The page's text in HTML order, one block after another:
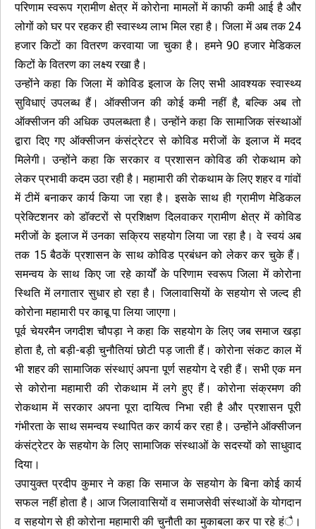
परिणाम स्वरूप ग्रामीण क्षेत्र में कोरोना मामलों में काफी कमी आई है और
लोगों को घर पर रहकर ही स्वास्थ्य लाभ मिल रहा है। जिला में अब तक 24
हजार किटों का वितरण करवाया जा चुका है। हमने 90 हजार मेडिकल
किटों के वितरण का लक्ष्य रखा है।
उन्होंने कहा कि जिला में कोविड इलाज के लिए सभी आवश्यक स्वास्थ्य
सुविधाएं उपलब्ध हैं। ऑक्सीजन की कोई कमी नहीं है, बल्कि अब तो
ऑक्सीजन की अधिक उपलब्धता है। उन्होंने कहा कि सामाजिक संस्थाओं
द्वारा दिए गए ऑक्सीजन कंसंट्रेटर से कोविड मरीजों के इलाज में मदद
मिलेगी। उन्होंने कहा कि सरकार व प्रशासन कोविड की रोकथाम को
लेकर प्रभावी कदम उठा रही है। महामारी की रोकथाम के लिए शहर व गांवों
में टीमें बनाकर कार्य किया जा रहा है। इसके साथ ही ग्रामीण मेडिकल
प्रेक्टिशनर को डॉक्टरों से प्रशिक्षण दिलवाकर ग्रामीण क्षेत्र में कोविड
मरीजों के इलाज में उनका सक्रिय सहयोग लिया जा रहा है। वे स्वयं अब
तक 15 बैठकें प्रशासन के साथ कोविड प्रबंधन को लेकर कर चुके हैं।
समन्वय के साथ किए जा रहे कार्यों के परिणाम स्वरूप जिला में कोरोना
स्थिति में लगातार सुधार हो रहा है। जिलावासियों के सहयोग से जल्द ही
कोरोना महामारी पर काबू पा लिया जाएगा।
पूर्व चेयरमैन जगदीश चौपड़ा ने कहा कि सहयोग के लिए जब समाज खड़ा
होता है, तो बड़ी-बड़ी चुनौतियां छोटी पड़ जाती हैं। कोरोना संकट काल में
भी शहर की सामाजिक संस्थाएं अपना पूर्ण सहयोग दे रही हैं। सभी एक मन
से कोरोना महामारी की रोकथाम में लगे हुए हैं। कोरोना संक्रमण की
रोकथाम में सरकार अपना पूरा दायित्व निभा रही है और प्रशासन पूरी
गंभीरता के साथ समन्वय स्थापित कर कार्य कर रहा है। उन्होंने ऑक्सीजन
कंसंट्रेटर के सहयोग के लिए सामाजिक संस्थाओं के सदस्यों को साधुवाद
दिया।
उपायुक्त प्रदीप कुमार ने कहा कि समाज के सहयोग के बिना कोई कार्य
सफल नहीं होता है। आज जिलावासियों व समाजसेवी संस्थाओं के योगदान
व सहयोग से ही कोरोना महामारी की चुनौती का मुकाबला कर पा रहे हंै।